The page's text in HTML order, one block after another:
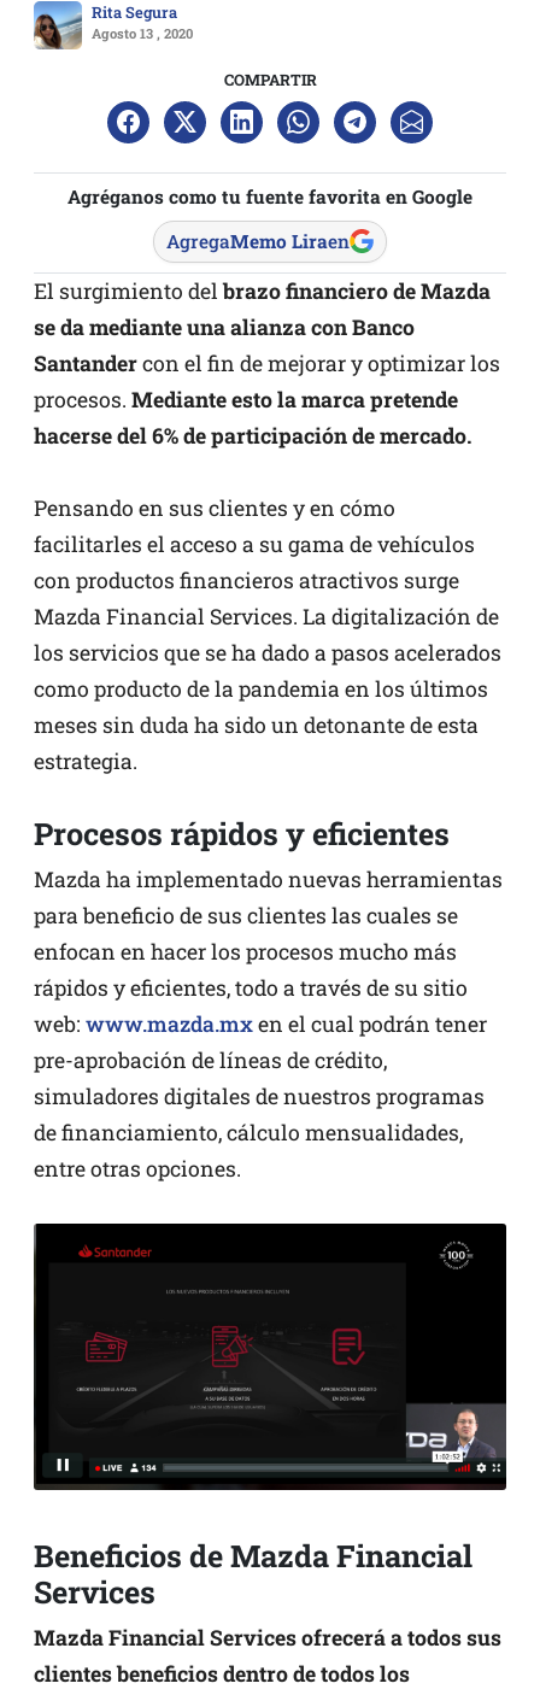
Rita Segura
Agosto 13 , 2020
COMPARTIR
Agréganos como tu fuente favorita en Google
AgregaMemo Liraen
El surgimiento delbrazo financiero de Mazda
se da mediante una alianza con Banco
Santandercon el fin de mejorar y optimizar los
procesos. Mediante esto la marca pretende
hacerse del 6% de participación de mercado.
Pensando en sus clientes y en cómo
facilitarles el acceso a su gama de vehículos
con productos financieros atractivos surge
Mazda Financial Services. La digitalización de
los servicios que se ha dado a pasos acelerados
como producto de la pandemia en los últimos
meses sin duda ha sido un detonante de esta
estrategia.
Procesos rápidos y eficientes
Mazda ha implementado nuevas herramientas
para beneficio de sus clientes las cuales se
enfocan en hacer los procesos mucho más
rápidos y eficientes, todo a través de su sitio
web: www.mazda.mxen el cual podrán tener
pre-aprobación de líneas de crédito,
simuladores digitales de nuestros programas
de financiamiento, cálculo mensualidades,
entre otras opciones.
Beneficios de Mazda Financial
Services
Mazda Financial Services ofrecerá a todos sus
clientes beneficios dentro de todos los